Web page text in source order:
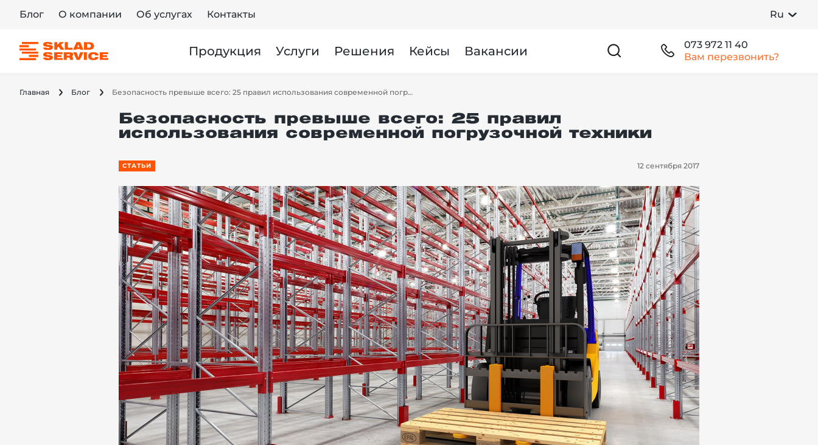
Блог О компании Об услугах Контакты Ru
Продукция Услуги Решения Кейсы Вакансии
073 972 11 40
Вам перезвонить?
Главная Блог Безопасность превыше всего: 25 правил использования современной погрузочной техники
Безопасность превыше всего: 25 правил
использования современной погрузочной техники
СТАТЬИ 12 сентября 2017